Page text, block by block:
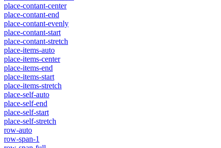
place-contant-center
place-contant-end
place-contant-evenly
place-contant-start
place-contant-stretch
place-items-auto
place-items-center
place-items-end
place-items-start
place-items-stretch
place-self-auto
place-self-end
place-self-start
place-self-stretch
row-auto
row-span-1